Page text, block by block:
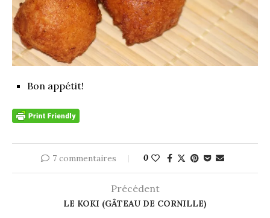
Bon appétit!
7 commentaires 0
Précédent
LE KOKI (GÂTEAU DE CORNILLE)